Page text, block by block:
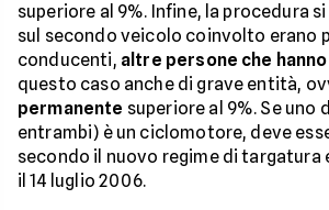
superiore al 9%. Infine, la procedura
sul secondo veicolo coinvolto erano
conducenti, altre persone che
questo caso anche di grave entità,
permanente superiore al 9%. Se uno
entrambi) è un ciclomotore, deve
secondo il nuovo regime di targatura
il 14 luglio 2006.